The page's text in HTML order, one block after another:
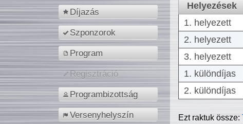
Díjazás
Szponzorok
Program
Regisztráció
Programbizottság
Versenyhelyszín
Helyezések
1. helyezett
2. helyezett
3. helyezett
1. különdíjas
2. különdíjas
Ezt raktuk össze: